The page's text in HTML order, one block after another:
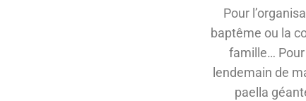
Pour
baptême ou la
famille… Pour
lendemain de
paella